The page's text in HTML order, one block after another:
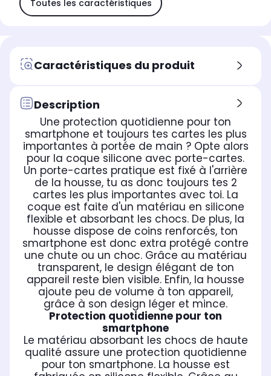
Toutes les caractéristiques
Caractéristiques du produit
Description
Une protection quotidienne pour ton
smartphone et toujours tes cartes les plus
importantes à portée de main ? Opte alors
pour la coque silicone avec porte-cartes.
Un porte-cartes pratique est fixé à l'arrière
de la housse, tu as donc toujours tes 2
cartes les plus importantes avec toi. La
coque est faite d'un matériau en silicone
flexible et absorbant les chocs. De plus, la
housse dispose de coins renforcés, ton
smartphone est donc extra protégé contre
une chute ou un choc. Grâce au matériau
transparent, le design élégant de ton
appareil reste bien visible. Enfin, la housse
ajoute peu de volume à ton appareil,
grâce à son design léger et mince.
Protection quotidienne pour ton
smartphone
Le matériau absorbant les chocs de haute
qualité assure une protection quotidienne
pour ton smartphone. La housse est